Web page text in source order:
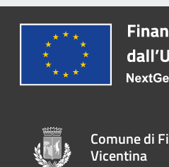
Comune di
Vicentina